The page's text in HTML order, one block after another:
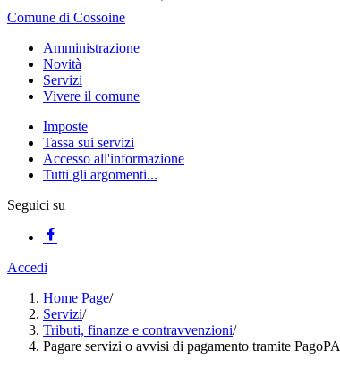
Comune di Cossoine
Amministrazione
Novità
Servizi
Vivere il comune
Imposte
Tassa sui servizi
Accesso all'informazione
Tutti gli argomenti...
Seguici su
Accedi
Home Page/
Servizi/
Tributi, finanze e contravvenzioni/
Pagare servizi o avvisi di pagamento tramite PagoPA